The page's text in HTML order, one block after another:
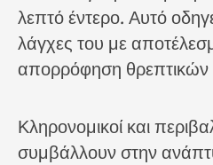
λεπτό έντερο. Αυτό
λάγχες του με
απορρόφηση θρεπτικών
Κληρονομικοί και
συμβάλλουν στην